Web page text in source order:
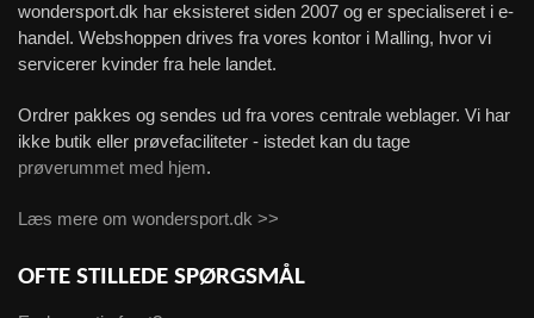
wondersport.dk har eksisteret siden 2007 og er specialiseret i e-
handel. Webshoppen drives fra vores kontor i Malling, hvor vi
servicerer kvinder fra hele landet.
Ordrer pakkes og sendes ud fra vores centrale weblager. Vi har
ikke butik eller prøvefaciliteter - istedet kan du tage
prøverummet med hjem.
Læs mere om wondersport.dk >>
OFTE STILLEDE SPØRGSMÅL